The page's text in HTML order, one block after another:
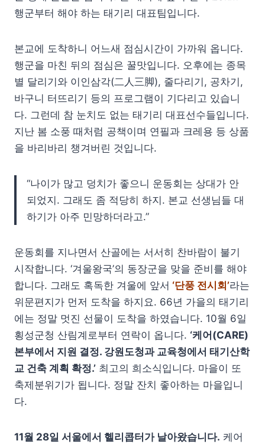
행군부터 해야 하는 태기리 대표팀입니다.
본교에 도착하니 어느새 점심시간이 가까워 옵니다.
행군을 마친 뒤의 점심은 꿀맛입니다. 오후에는 종목
별 달리기와 이인삼각(二人三脚), 줄다리기, 공차기,
바구니 터뜨리기 등의 프로그램이 기다리고 있습니
다. 그런데 참 눈치도 없는 태기리 대표선수들입니다.
지난 봄 소풍 때처럼 공책이며 연필과 크레용 등 상품
을 바리바리 챙겨버린 것입니다.
“나이가 많고 덩치가 좋으니 운동회는 상대가 안
되었지. 그래도 좀 적당히 하지. 본교 선생님들 대
하기가 아주 민망하더라고.”
운동회를 지나면서 산골에는 서서히 찬바람이 불기
시작합니다. ‘겨울왕국’의 동장군을 맞을 준비를 해야
합니다. 그래도 혹독한 겨울에 앞서 ‘단풍 전시회’라는
위문편지가 먼저 도착을 하지요. 66년 가을의 태기리
에는 정말 멋진 선물이 도착을 하였습니다. 10월 6일
횡성군청 산림계로부터 연락이 옵니다. ‘케어(CARE)
본부에서 지원 결정. 강원도청과 교육청에서 태기산학
교 건축 계획 확정.’ 최고의 희소식입니다. 마을이 또
축제분위기가 됩니다. 정말 잔치 좋아하는 마을입니
다.
11월 28일 서울에서 헬리콥터가 날아왔습니다. 케어